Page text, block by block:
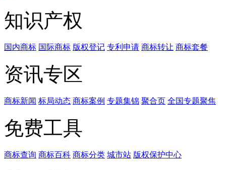
知识产权
国内商标 国际商标 版权登记 专利申请 商标转让 商标套餐
资讯专区
商标新闻 标局动态 商标案例 专题集锦 聚合页 全国专题聚焦
免费工具
商标查询 商标百科 商标分类 城市站 版权保护中心